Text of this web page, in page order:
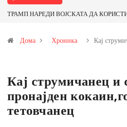
НАРЕДИ ВОЈСКАТА ДА КОРИСТИ
и со антимонот?
Дома Хроника Кај
Кај струмичанец и
пронајден
тетовчанец